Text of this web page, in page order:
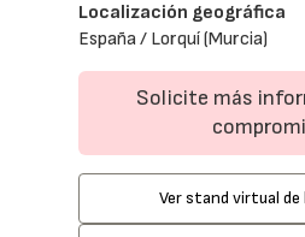
Localización geográfica
España / Lorquí (Murcia)
Solicite más
Ver stand virtual de